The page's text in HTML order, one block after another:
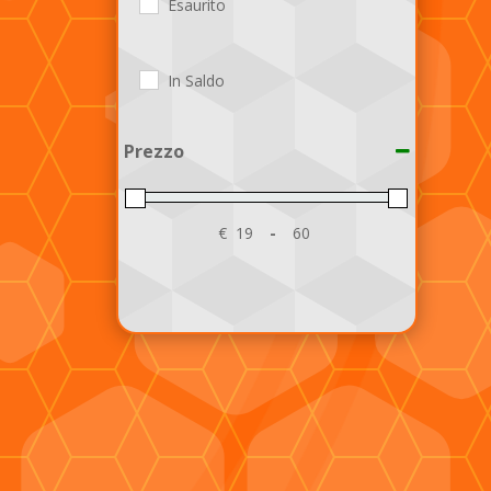
Esaurito
In Saldo
Prezzo
€
Minimum Price
-
Maximum Price